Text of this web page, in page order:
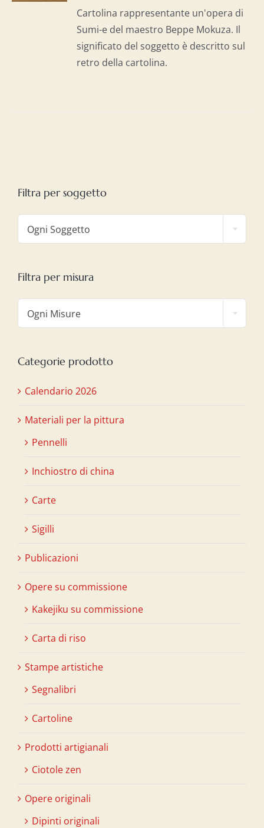
Cartolina rappresentante un'opera di
Sumi-e del maestro Beppe Mokuza. Il
significato del soggetto è descritto sul
retro della cartolina.
Filtra per soggetto
Ogni Soggetto
Filtra per misura
Ogni Misure
Categorie prodotto
Calendario 2026
Materiali per la pittura
Pennelli
Inchiostro di china
Carte
Sigilli
Publicazioni
Opere su commissione
Kakejiku su commissione
Carta di riso
Stampe artistiche
Segnalibri
Cartoline
Prodotti artigianali
Ciotole zen
Opere originali
Dipinti originali